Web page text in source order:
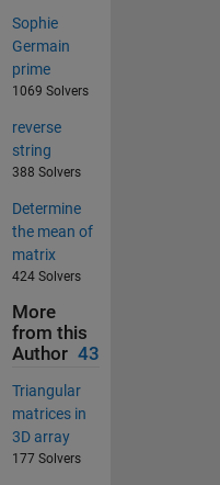
Sophie
Germain
prime
1069 Solvers
reverse
string
388 Solvers
Determine
the mean of
matrix
424 Solvers
More
from this
Author 43
Triangular
matrices in
3D array
177 Solvers